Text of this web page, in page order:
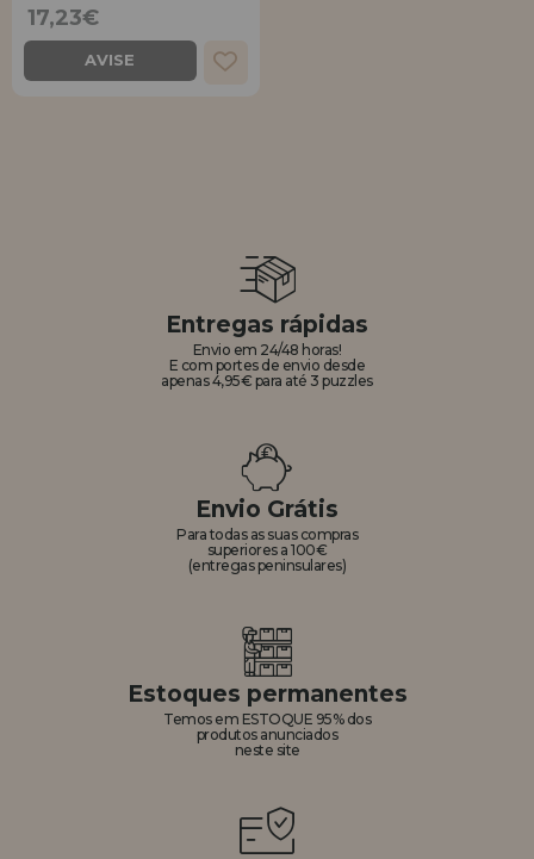
17,23€
AVISE
Entregas rápidas
Envio em 24/48 horas!
E com portes de envio desde
apenas 4,95€ para até 3 puzzles
Envio Grátis
Para todas as suas compras
superiores a 100€
(entregas peninsulares)
Estoques permanentes
Temos em ESTOQUE 95% dos
produtos anunciados
neste site